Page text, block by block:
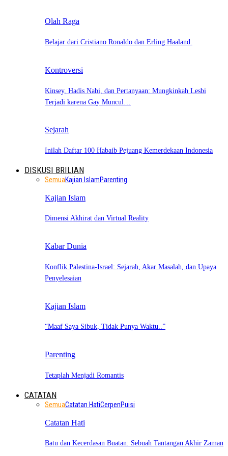
Olah Raga
Belajar dari Cristiano Ronaldo dan Erling Haaland.
Kontroversi
Kinsey, Hadis Nabi, dan Pertanyaan: Mungkinkah Lesbi
Terjadi karena Gay Muncul…
Sejarah
Inilah Daftar 100 Habaib Pejuang Kemerdekaan Indonesia
DISKUSI BRILIAN
SemuaKajian IslamParenting
Kajian Islam
Dimensi Akhirat dan Virtual Reality
Kabar Dunia
Konflik Palestina-Israel: Sejarah, Akar Masalah, dan Upaya
Penyelesaian
Kajian Islam
“Maaf Saya Sibuk, Tidak Punya Waktu..”
Parenting
Tetaplah Menjadi Romantis
CATATAN
SemuaCatatan HatiCerpenPuisi
Catatan Hati
Batu dan Kecerdasan Buatan: Sebuah Tantangan Akhir Zaman